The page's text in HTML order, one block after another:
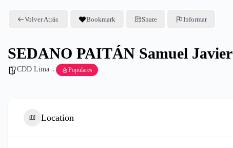
Volver Atrás Bookmark Share Informar
SEDANO PAITÁN Samuel Javier
CDD Lima Populares
Location